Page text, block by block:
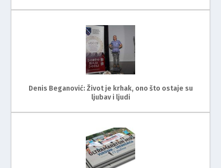
Denis Beganović: Život je krhak, ono što ostaje su
ljubav i ljudi